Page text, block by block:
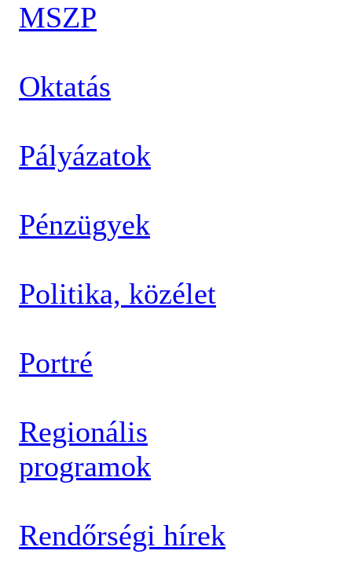
MSZP
Oktatás
Pályázatok
Pénzügyek
Politika, közélet
Portré
Regionális
programok
Rendőrségi hírek